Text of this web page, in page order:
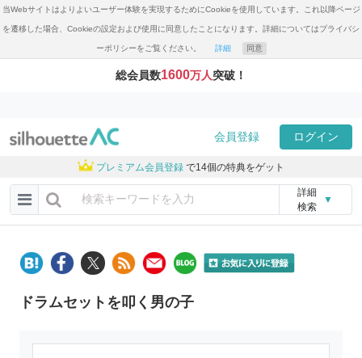
当Webサイトはよりよいユーザー体験を実現するためにCookieを使用しています。これ以降ページ
を遷移した場合、Cookieの設定および使用に同意したことになります。詳細についてはプライバシ
ーポリシーをご覧ください。 詳細 同意
総会員数1600万人突破！
会員登録 ログイン
プレミアム会員登録 で14個の特典をゲット
詳細
検索
▼
ドラムセットを叩く男の子